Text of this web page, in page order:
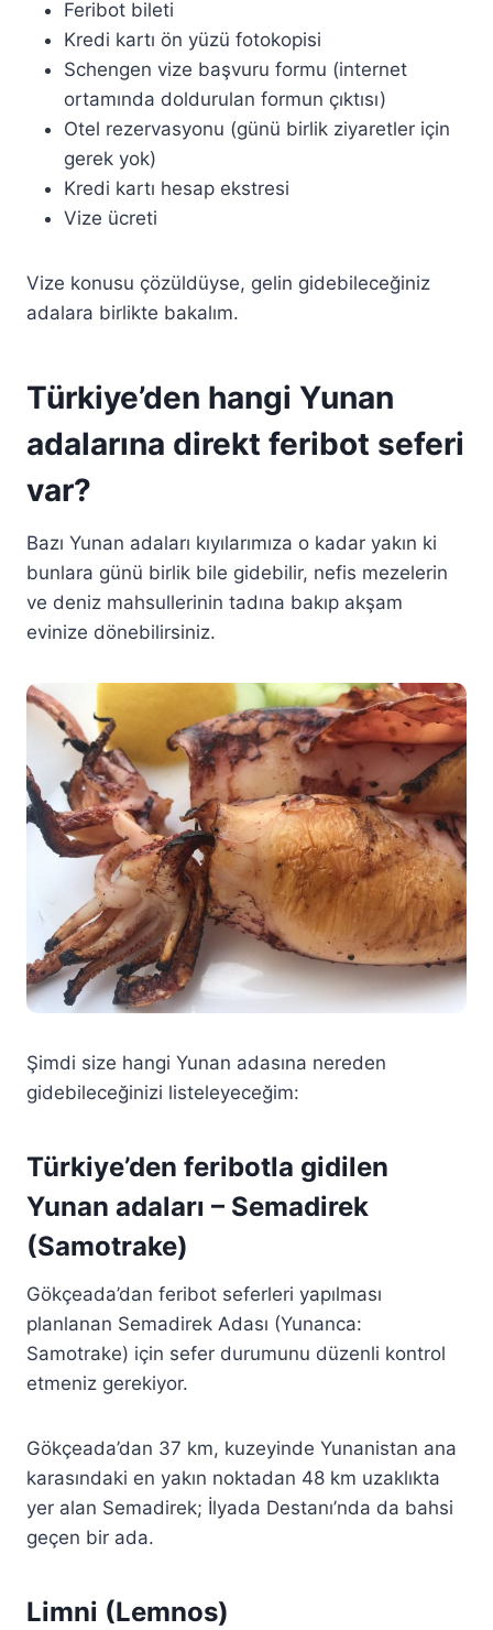
Feribot bileti
Kredi kartı ön yüzü fotokopisi
Schengen vize başvuru formu (internet
ortamında doldurulan formun çıktısı)
Otel rezervasyonu (günü birlik ziyaretler için
gerek yok)
Kredi kartı hesap ekstresi
Vize ücreti
Vize konusu çözüldüyse, gelin gidebileceğiniz
adalara birlikte bakalım.
Türkiye’den hangi Yunan
adalarına direkt feribot seferi
var?
Bazı Yunan adaları kıyılarımıza o kadar yakın ki
bunlara günü birlik bile gidebilir, nefis mezelerin
ve deniz mahsullerinin tadına bakıp akşam
evinize dönebilirsiniz.
Şimdi size hangi Yunan adasına nereden
gidebileceğinizi listeleyeceğim:
Türkiye’den feribotla gidilen
Yunan adaları – Semadirek
(Samotrake)
Gökçeada’dan feribot seferleri yapılması
planlanan Semadirek Adası (Yunanca:
Samotrake) için sefer durumunu düzenli kontrol
etmeniz gerekiyor.
Gökçeada’dan 37 km, kuzeyinde Yunanistan ana
karasındaki en yakın noktadan 48 km uzaklıkta
yer alan Semadirek; İlyada Destanı’nda da bahsi
geçen bir ada.
Limni (Lemnos)